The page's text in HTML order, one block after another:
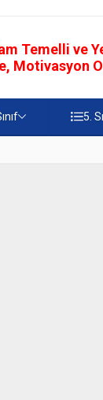
Temelli ve
Motivasyon
5.